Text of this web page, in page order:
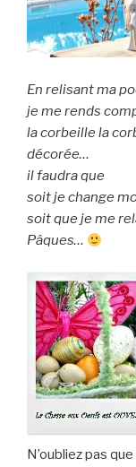
En relisant ma
je me rends
la corbeille la
décorée…
il faudra que
soit je change
soit que je me
Pâques…
N’oubliez pas